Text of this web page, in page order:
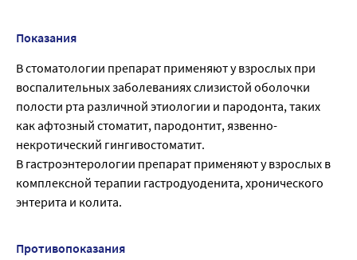
Показания
В стоматологии препарат применяют у взрослых при
воспалительных заболеваниях слизистой оболочки
полости рта различной этиологии и пародонта, таких
как афтозный стоматит, пародонтит, язвенно-
некротический гингивостоматит.
В гастроэнтерологии препарат применяют у взрослых в
комплексной терапии гастродуоденита, хронического
энтерита и колита.
Противопоказания